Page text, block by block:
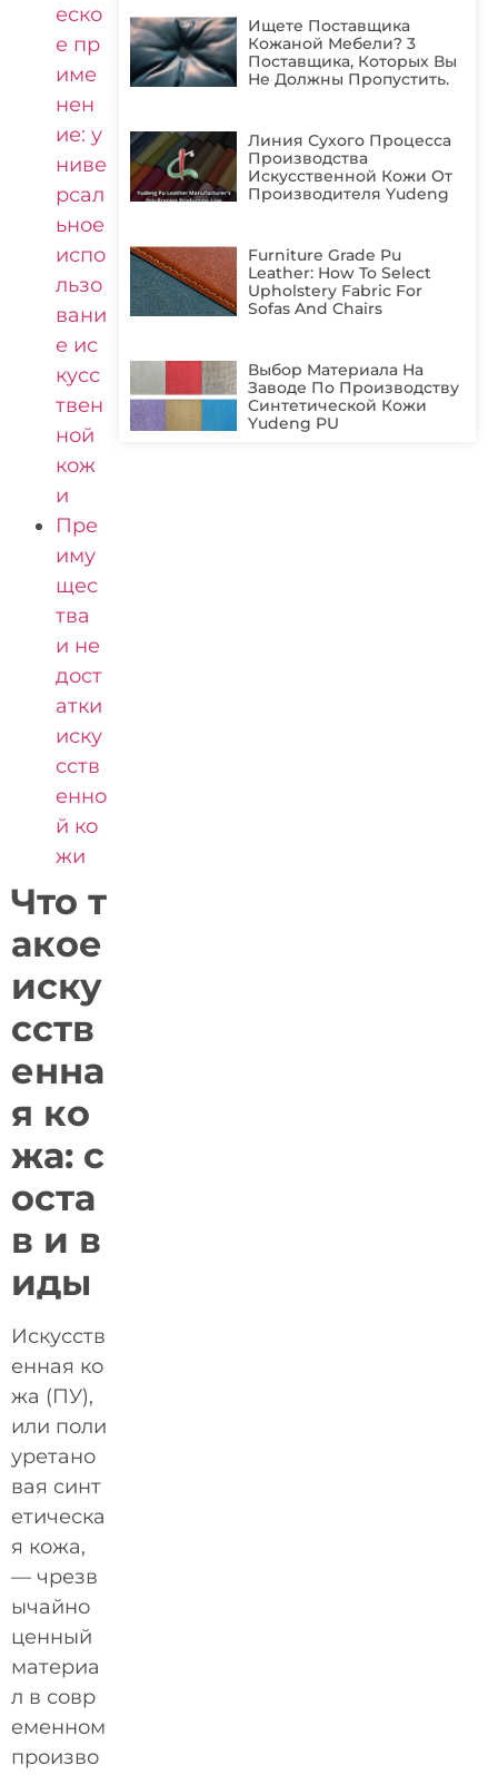
еско
е пр
име
нен
ие: у
ниве
рсал
ьное
испо
льзо
вани
е ис
кусс
твен
ной
кож
и
Пре
иму
щес
тва
и не
дост
атки
иску
сств
енно
й ко
жи
Что т
акое
иску
сств
енна
я ко
жа: с
оста
в и в
иды
Искусств
енная ко
жа (ПУ),
или поли
уретано
вая синт
етическа
я кожа,
— чрезв
ычайно
ценный
материа
л в совр
еменном
произво
Ищете Поставщика
Кожаной Мебели? 3
Поставщика, Которых Вы
Не Должны Пропустить.
Линия Сухого Процесса
Производства
Искусственной Кожи От
Производителя Yudeng
Furniture Grade Pu
Leather: How To Select
Upholstery Fabric For
Sofas And Chairs
Выбор Материала На
Заводе По Производству
Синтетической Кожи
Yudeng PU